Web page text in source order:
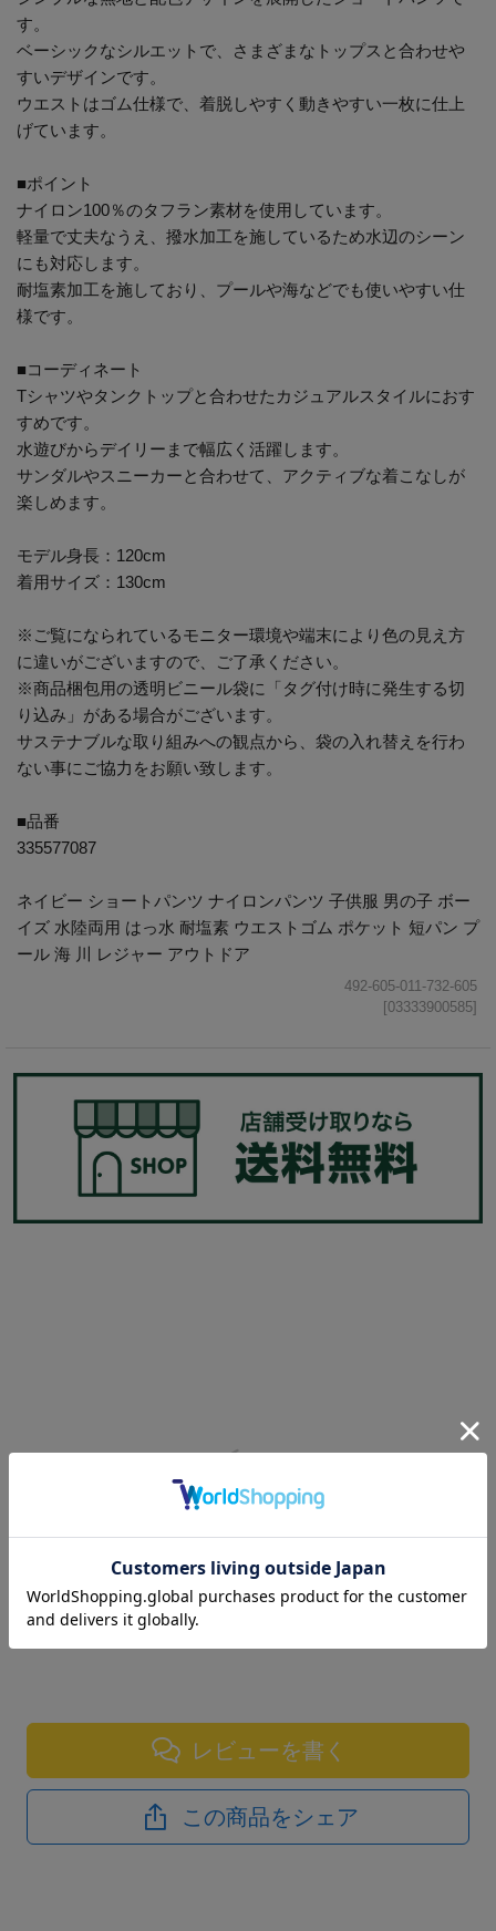
す。
ベーシックなシルエットで、さまざまなトップスと合わせや
すいデザインです。
ウエストはゴム仕様で、着脱しやすく動きやすい一枚に仕上
げています。
■ポイント
ナイロン100％のタフラン素材を使用しています。
軽量で丈夫なうえ、撥水加工を施しているため水辺のシーン
にも対応します。
耐塩素加工を施しており、プールや海などでも使いやすい仕
様です。
■コーディネート
Tシャツやタンクトップと合わせたカジュアルスタイルにおす
すめです。
水遊びからデイリーまで幅広く活躍します。
サンダルやスニーカーと合わせて、アクティブな着こなしが
楽しめます。
モデル身長：120cm
着用サイズ：130cm
※ご覧になられているモニター環境や端末により色の見え方
に違いがございますので、ご了承ください。
※商品梱包用の透明ビニール袋に「タグ付け時に発生する切
り込み」がある場合がございます。
サステナブルな取り組みへの観点から、袋の入れ替えを行わ
ない事にご協力をお願い致します。
■品番
335577087
ネイビー ショートパンツ ナイロンパンツ 子供服 男の子 ボー
イズ 水陸両用 はっ水 耐塩素 ウエストゴム ポケット 短パン プ
ール 海 川 レジャー アウトドア
492-605-011-732-605
[03333900585]
レビューを書く
この商品をシェア